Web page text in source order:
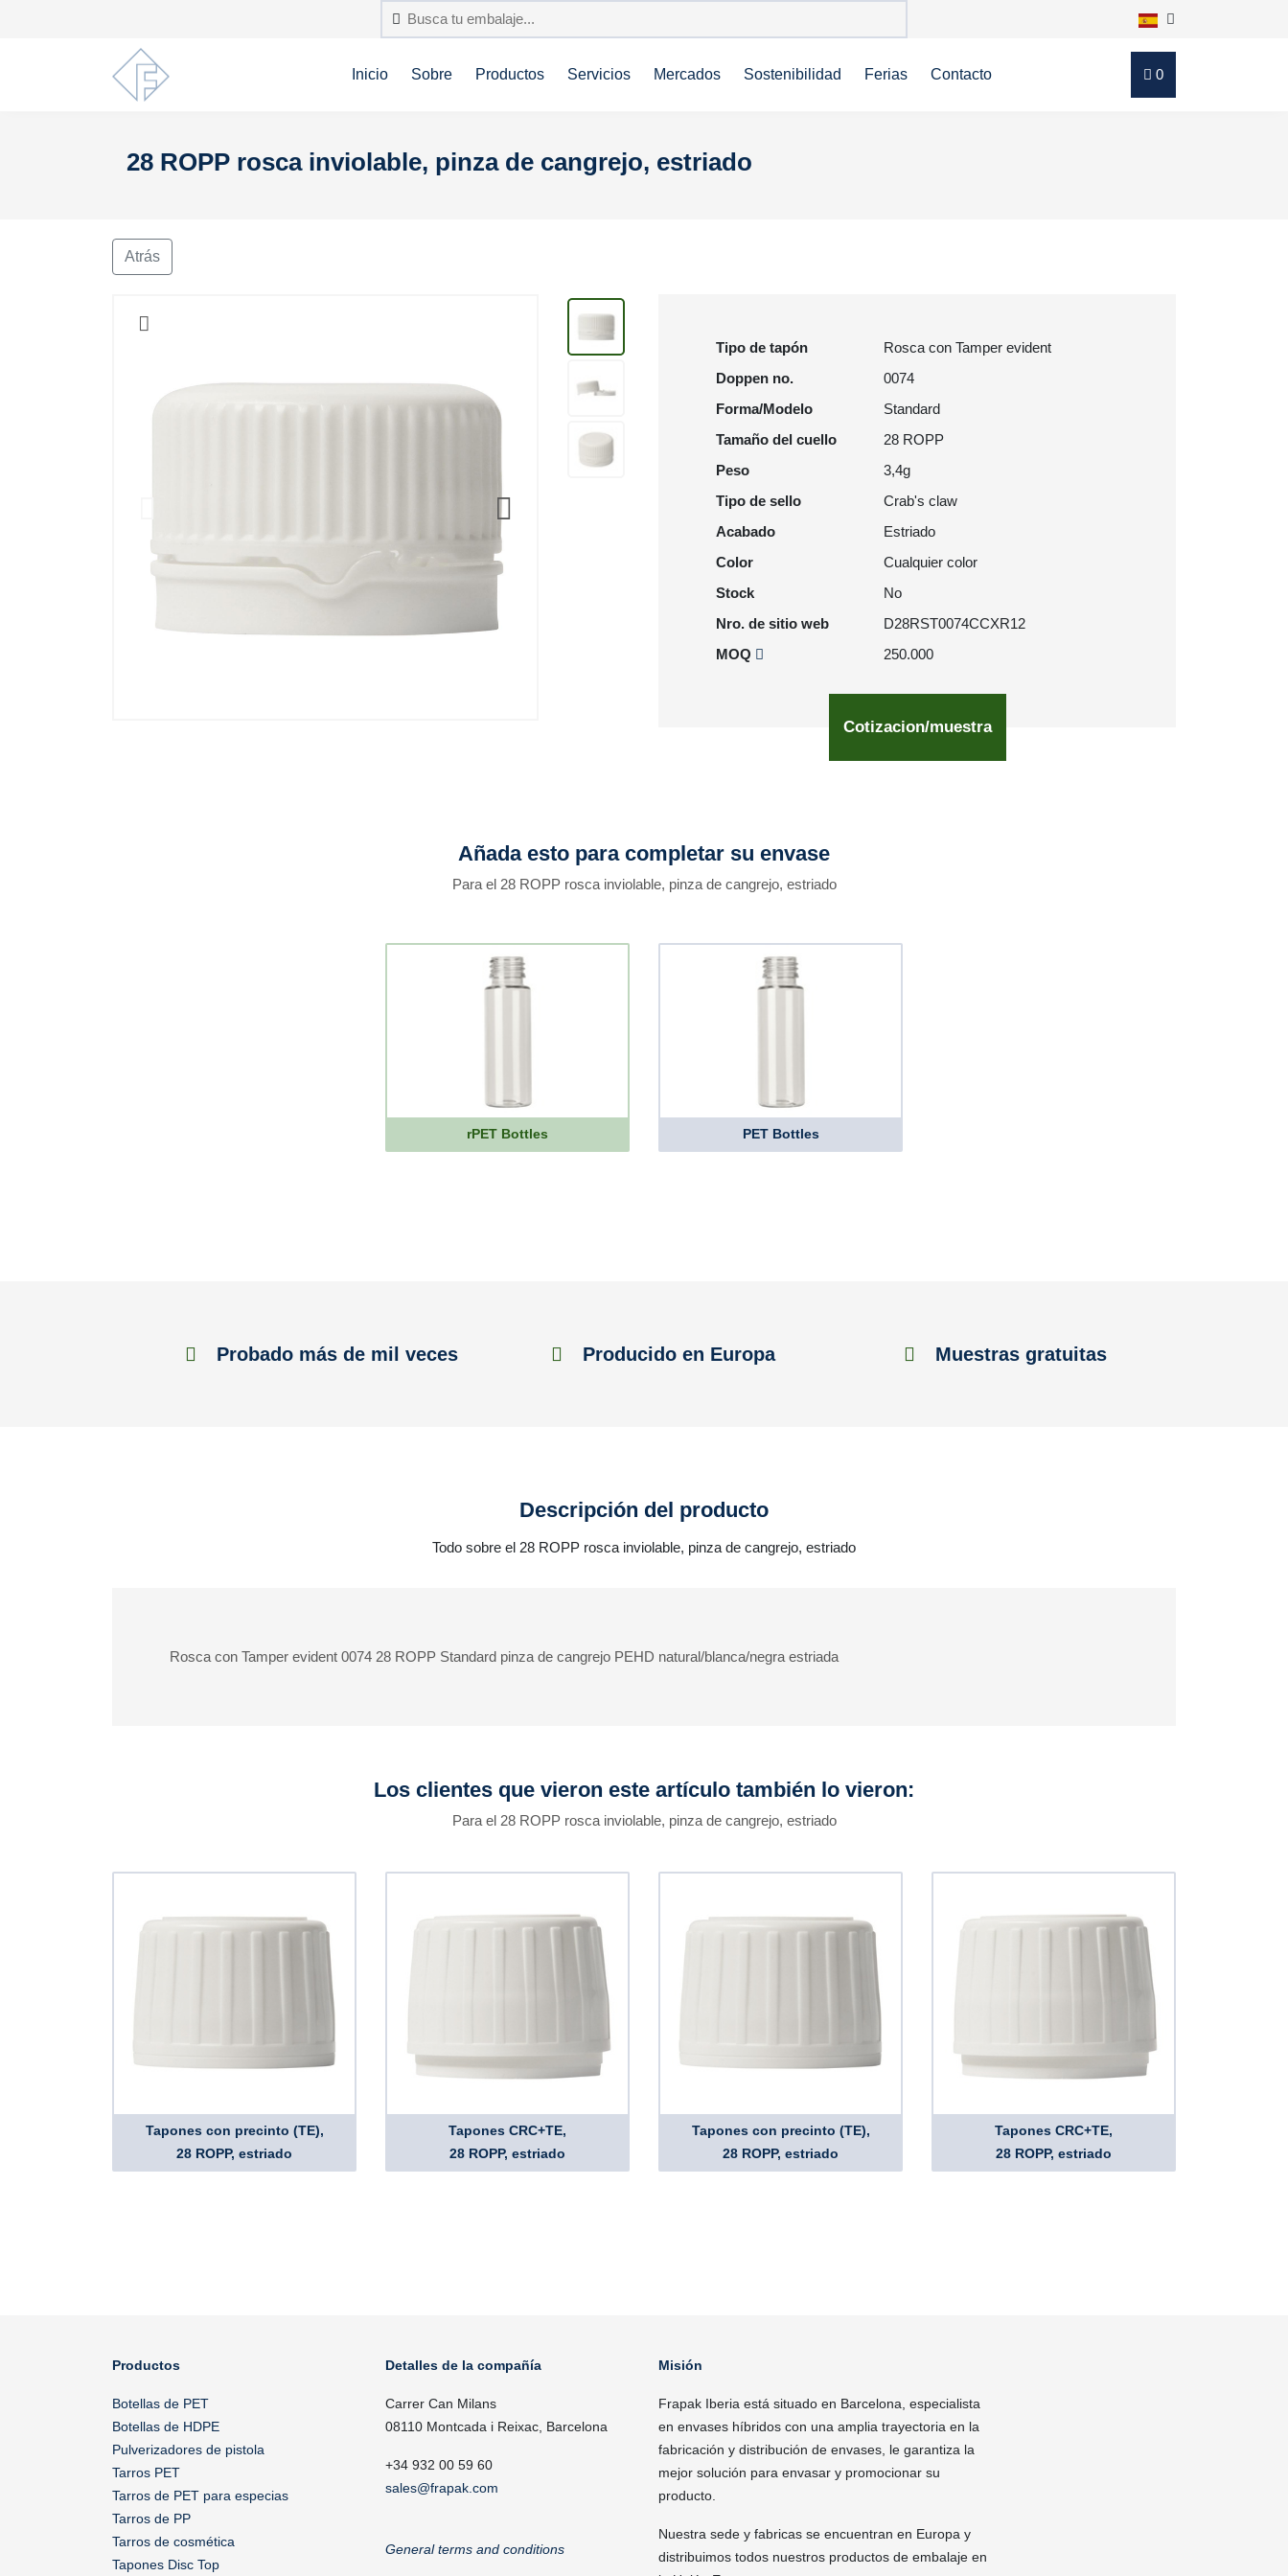
Inicio Sobre Productos Servicios Mercados Sostenibilidad Ferias Contacto 0
28 ROPP rosca inviolable, pinza de cangrejo, estriado
Atrás
Tipo de tapón
Rosca con Tamper evident
Doppen no.
0074
Forma/Modelo
Standard
Tamaño del cuello
28 ROPP
Peso
3,4g
Tipo de sello
Crab's claw
Acabado
Estriado
Color
Cualquier color
Stock
No
Nro. de sitio web
D28RST0074CCXR12
MOQ
250.000
Cotizacion/muestra
Añada esto para completar su envase
Para el 28 ROPP rosca inviolable, pinza de cangrejo, estriado
rPET Bottles PET Bottles
Probado más de mil veces Producido en Europa Muestras gratuitas
Descripción del producto
Todo sobre el 28 ROPP rosca inviolable, pinza de cangrejo, estriado
Rosca con Tamper evident 0074 28 ROPP Standard pinza de cangrejo PEHD natural/blanca/negra estriada
Los clientes que vieron este artículo también lo vieron:
Para el 28 ROPP rosca inviolable, pinza de cangrejo, estriado
Tapones con precinto (TE),
28 ROPP, estriado
Tapones CRC+TE,
28 ROPP, estriado
Tapones con precinto (TE),
28 ROPP, estriado
Tapones CRC+TE,
28 ROPP, estriado
Productos
Botellas de PET
Botellas de HDPE
Pulverizadores de pistola
Tarros PET
Tarros de PET para especias
Tarros de PP
Tarros de cosmética
Tapones Disc Top
Detalles de la compañía
Carrer Can Milans
08110 Montcada i Reixac, Barcelona
+34 932 00 59 60
sales@frapak.com
General terms and conditions
Misión
Frapak Iberia está situado en Barcelona, especialista
en envases híbridos con una amplia trayectoria en la
fabricación y distribución de envases, le garantiza la
mejor solución para envasar y promocionar su
producto.
Nuestra sede y fabricas se encuentran en Europa y
distribuimos todos nuestros productos de embalaje en